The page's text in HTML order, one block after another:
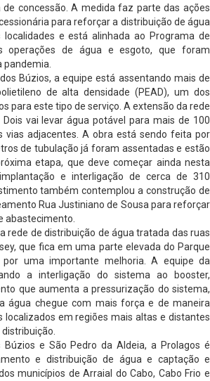
concessão. A medida faz parte das ações
para reforçar a distribuição de água
e está alinhada ao Programa de
operações de água e esgoto, que foram
Búzios, a equipe está assentando mais de
de alta densidade (PEAD), um dos
para este tipo de serviço. A extensão da rede
vai levar água potável para mais de 100
vias adjacentes. A obra está sendo feita por
de tubulação já foram assentadas e estão
etapa, que deve começar ainda nesta
e interligação de cerca de 310
também contemplou a construção de
Rua Justiniano de Sousa para reforçar
abastecimento.
rede de distribuição de água tratada das ruas
que fica em uma parte elevada do Parque
por uma importante melhoria. A equipe da
a interligação do sistema ao booster,
que aumenta a pressurização do sistema,
água chegue com mais força e de maneira
localizados em regiões mais altas e distantes
e São Pedro da Aldeia, a Prolagos é
e distribuição de água e captação e
municípios de Arraial do Cabo, Cabo Frio e